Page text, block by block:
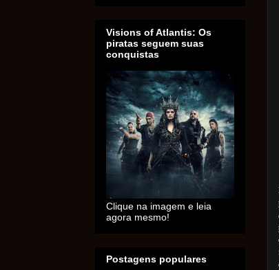
Visions of Atlantis: Os
piratas seguem suas
conquistas
Clique na imagem e leia
agora mesmo!
Postagens populares